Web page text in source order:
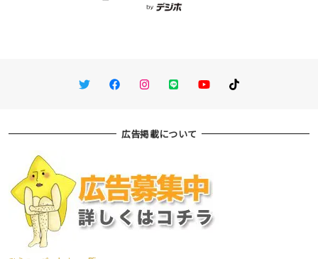
TwitterFacebookInstagram
LINE You TubeTikTok
広告掲載について